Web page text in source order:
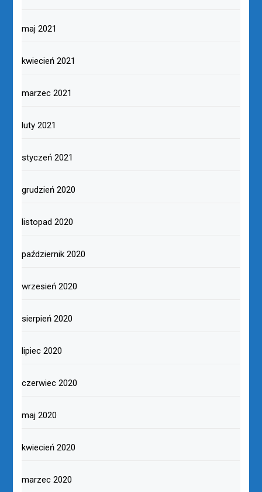
maj 2021
kwiecień 2021
marzec 2021
luty 2021
styczeń 2021
grudzień 2020
listopad 2020
październik 2020
wrzesień 2020
sierpień 2020
lipiec 2020
czerwiec 2020
maj 2020
kwiecień 2020
marzec 2020